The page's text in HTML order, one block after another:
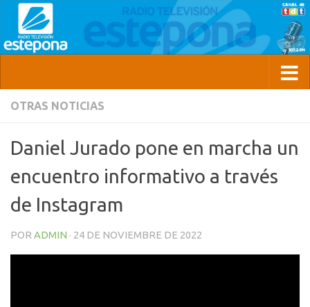
OTRAS NOTICIAS
Daniel Jurado pone en marcha un
encuentro informativo a través
de Instagram
POR ADMIN · 24 DE NOVIEMBRE DE 2022